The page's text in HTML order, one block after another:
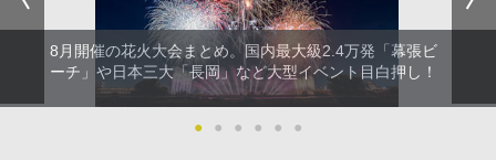
8月開催の花火大会まとめ。国内最大級2.4万発「幕張ビ
ーチ」や日本三大「長岡」など大型イベント目白押し！
● ● ● ● ● ●